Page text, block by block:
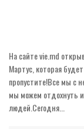
На сайте vie.md
Мартус, которая
пропустите!Все мы с
мы можем отдохнуть
людей.Сегодня...